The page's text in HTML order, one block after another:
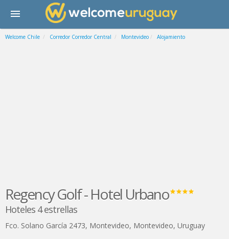
Welcome Chile Corredor Corredor Central Montevideo Alojamiento
Regency Golf - Hotel Urbano
Hoteles 4 estrellas
Fco. Solano García 2473, Montevideo, Montevideo, Uruguay